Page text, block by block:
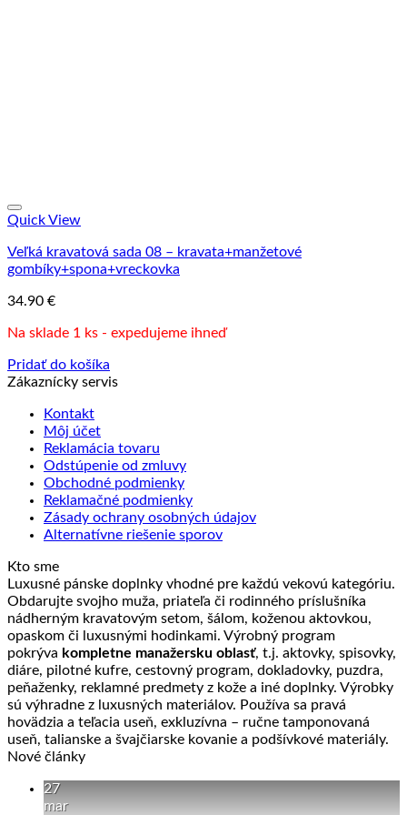
Quick View
Veľká kravatová sada 08 – kravata+manžetové
gombíky+spona+vreckovka
34.90 €
Na sklade 1 ks - expedujeme ihneď
Pridať do košíka
Zákaznícky servis
Kontakt
Môj účet
Reklamácia tovaru
Odstúpenie od zmluvy
Obchodné podmienky
Reklamačné podmienky
Zásady ochrany osobných údajov
Alternatívne riešenie sporov
Kto sme
Luxusné pánske doplnky vhodné pre každú vekovú kategóriu.
Obdarujte svojho muža, priateľa či rodinného príslušníka
nádherným kravatovým setom, šálom, koženou aktovkou,
opaskom či luxusnými hodinkami. Výrobný program
pokrýva kompletne manažersku oblasť, t.j. aktovky, spisovky,
diáre, pilotné kufre, cestovný program, dokladovky, puzdra,
peňaženky, reklamné predmety z kože a iné doplnky. Výrobky
sú výhradne z luxusných materiálov. Používa sa pravá
hovädzia a teľacia useň, exkluzívna – ručne tamponovaná
useň, talianske a švajčiarske kovanie a podšívkové materiály.
Nové články
27
mar